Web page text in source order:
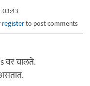
03:43
registerto post comments
वर चालते.